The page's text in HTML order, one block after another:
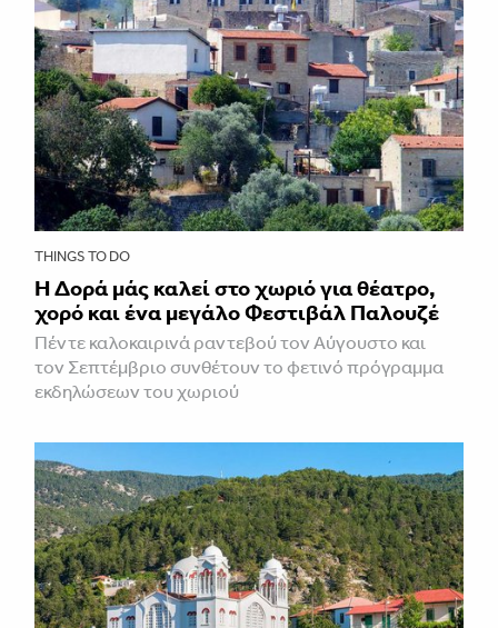
THINGS TO DO
Η Δορά μάς καλεί στο χωριό για θέατρο,
χορό και ένα μεγάλο Φεστιβάλ Παλουζέ
Πέντε καλοκαιρινά ραντεβού τον Αύγουστο και
τον Σεπτέμβριο συνθέτουν το φετινό πρόγραμμα
εκδηλώσεων του χωριού